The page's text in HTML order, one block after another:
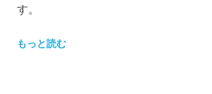
す。
もっと読む